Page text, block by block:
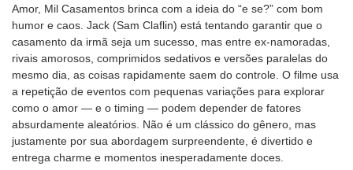
Amor, Mil Casamentos brinca com a ideia do “e se?” com bom
humor e caos. Jack (Sam Claflin) está tentando garantir que o
casamento da irmã seja um sucesso, mas entre ex-namoradas,
rivais amorosos, comprimidos sedativos e versões paralelas do
mesmo dia, as coisas rapidamente saem do controle. O filme usa
a repetição de eventos com pequenas variações para explorar
como o amor — e o timing — podem depender de fatores
absurdamente aleatórios. Não é um clássico do gênero, mas
justamente por sua abordagem surpreendente, é divertido e
entrega charme e momentos inesperadamente doces.